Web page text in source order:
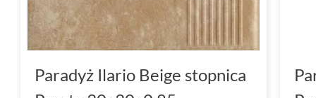
Paradyż Ilario Beige stopnica